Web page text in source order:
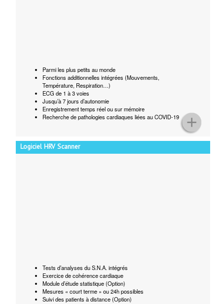
Parmi les plus petits au monde
Fonctions additionnelles intégrées (Mouvements,
Température, Respiration…)
ECG de 1 à 3 voies
Jusqu’à 7 jours d’autonomie
Enregistrement temps réel ou sur mémoire
Recherche de pathologies cardiaques liées au COVID-19
Logiciel HRV Scanner
Tests d’analyses du S.N.A. intégrés
Exercice de cohérence cardiaque
Module d’étude statistique (Option)
Mesures « court terme » ou 24h possibles
Suivi des patients à distance (Option)